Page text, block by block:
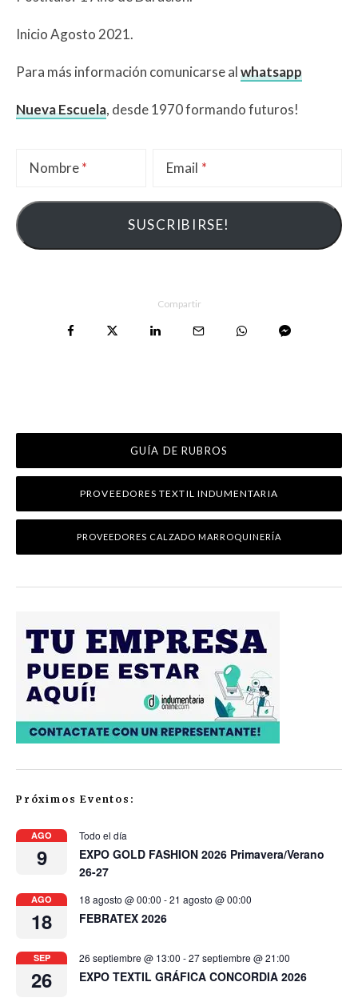
⁣⁣⁣⁣⁣⁣⁣⁣⁣⁣⁣⁣⁣⁣⁣⁣⁣⁣⁣⁣⁣⁣⁣Inicio Agosto 2021.⁣⁣⁣⁣⁣⁣⁣⁣⁣⁣⁣⁣⁣⁣⁣⁣⁣⁣⁣⁣⁣
Para más información comunicarse alwhatsapp
⁣⁣⁣⁣⁣⁣Nueva Escuela, desde 1970 formando futuros!
Nombre Email
Compartir
GUÍA DE RUBROS
PROVEEDORES TEXTIL INDUMENTARIA
PROVEEDORES CALZADO MARROQUINERÍA
Próximos Eventos:
AGO
9
Todo el día
EXPO GOLD FASHION 2026 Primavera/Verano
26-27
AGO
18
18 agosto @ 00:00 -21 agosto @ 00:00
FEBRATEX 2026
SEP
26
26 septiembre @ 13:00 -27 septiembre @ 21:00
EXPO TEXTIL GRÁFICA CONCORDIA 2026